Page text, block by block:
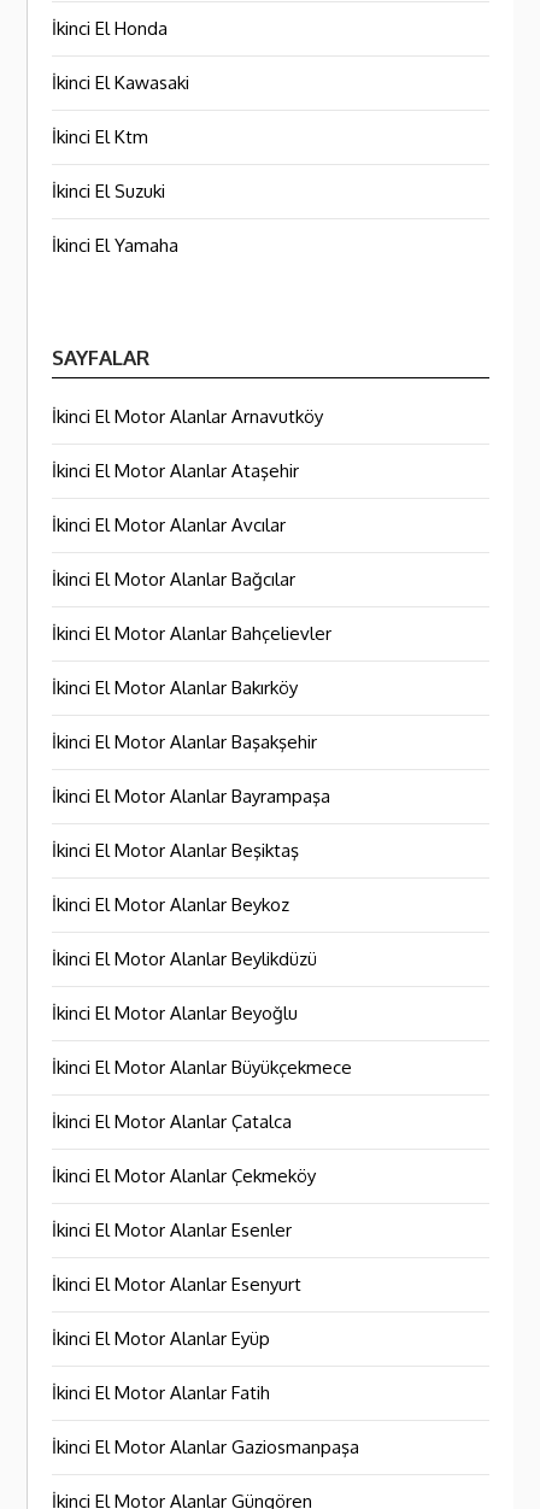
İkinci El Honda
İkinci El Kawasaki
İkinci El Ktm
İkinci El Suzuki
İkinci El Yamaha
SAYFALAR
İkinci El Motor Alanlar Arnavutköy
İkinci El Motor Alanlar Ataşehir
İkinci El Motor Alanlar Avcılar
İkinci El Motor Alanlar Bağcılar
İkinci El Motor Alanlar Bahçelievler
İkinci El Motor Alanlar Bakırköy
İkinci El Motor Alanlar Başakşehir
İkinci El Motor Alanlar Bayrampaşa
İkinci El Motor Alanlar Beşiktaş
İkinci El Motor Alanlar Beykoz
İkinci El Motor Alanlar Beylikdüzü
İkinci El Motor Alanlar Beyoğlu
İkinci El Motor Alanlar Büyükçekmece
İkinci El Motor Alanlar Çatalca
İkinci El Motor Alanlar Çekmeköy
İkinci El Motor Alanlar Esenler
İkinci El Motor Alanlar Esenyurt
İkinci El Motor Alanlar Eyüp
İkinci El Motor Alanlar Fatih
İkinci El Motor Alanlar Gaziosmanpaşa
İkinci El Motor Alanlar Güngören